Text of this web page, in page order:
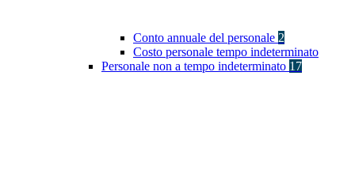
Conto annuale del personale 2
Costo personale tempo indeterminato
Personale non a tempo indeterminato 17